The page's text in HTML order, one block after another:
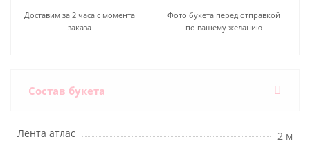
Доставим за 2 часа с момента
заказа
Фото букета перед отправкой
по вашему желанию
Состав букета
Лента атлас
2 м